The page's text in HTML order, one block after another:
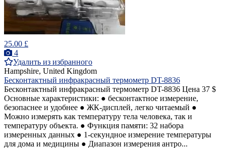
25.00 £
4
Удалить из избранного
Hampshire, United Kingdom
Бесконтактный инфракрасный термометр DT-8836
Бесконтактный инфракрасный термометр DT-8836 Цена 37 $
Основные характеристики: ● бесконтактное измерение,
безопаснее и удобнее ● ЖК-дисплей, легко читаемый ●
Можно измерять как температуру тела человека, так и
температуру объекта. ● Функция памяти: 32 набора
измеренных данных ● 1-секундное измерение температуры
для дома и медицины ● Диапазон измерения антро...